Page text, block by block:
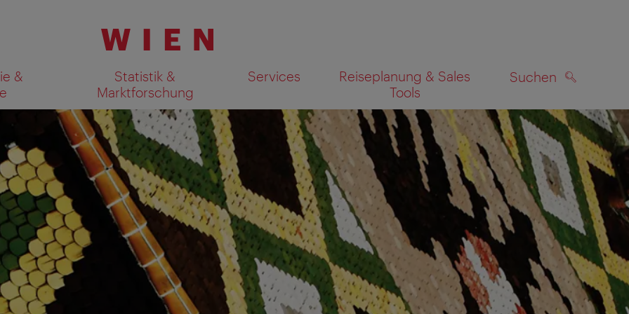
&
Statistik &
Marktforschung
Services
Reiseplanung & Sales
Tools
Suchen
Suchergebnisse auf Karte anzeigen SUCHEN